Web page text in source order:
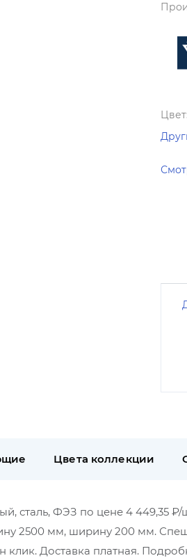
Цвет:
Цвета коллекции
сталь, ФЭЗ по цене 4 449,35 ₽/
2500 мм, ширину 200 мм.
Доставка платная.